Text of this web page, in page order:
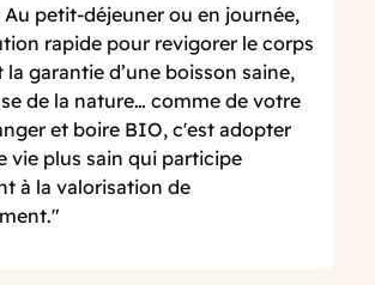
petit-déjeuner ou en journée,
rapide pour revigorer le corps
la garantie d’une boisson saine,
de la nature… comme de votre
et boire BIO, c'est adopter
vie plus sain qui participe
à la valorisation de